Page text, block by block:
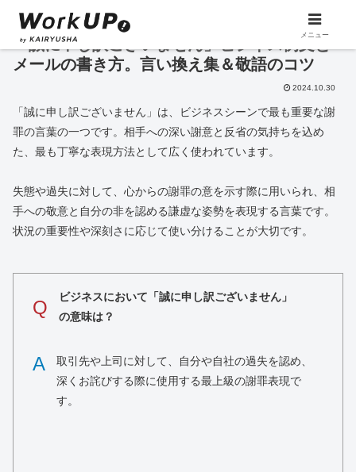
「誠に申し訳ございません」ビジネス例文と
メールの書き方。言い換え集＆敬語のコツ
2024.10.30
「誠に申し訳ございません」は、ビジネスシーンで最も重要な謝
罪の言葉の一つです。相手への深い謝意と反省の気持ちを込め
た、最も丁寧な表現方法として広く使われています。
失態や過失に対して、心からの謝罪の意を示す際に用いられ、相
手への敬意と自分の非を認める謙虚な姿勢を表現する言葉です。
状況の重要性や深刻さに応じて使い分けることが大切です。
Q
ビジネスにおいて「誠に申し訳ございません」
の意味は？
A
取引先や上司に対して、自分や自社の過失を認め、
深くお詫びする際に使用する最上級の謝罪表現で
す。
メニュー